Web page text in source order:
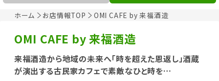
ホーム お店情報TOP OMI CAFE by 来福酒造
OMI CAFE by 来福酒造
来福酒造から地域の未来へ「時を超えた恩返し」酒蔵
が演出する古民家カフェで素敵なひと時を…